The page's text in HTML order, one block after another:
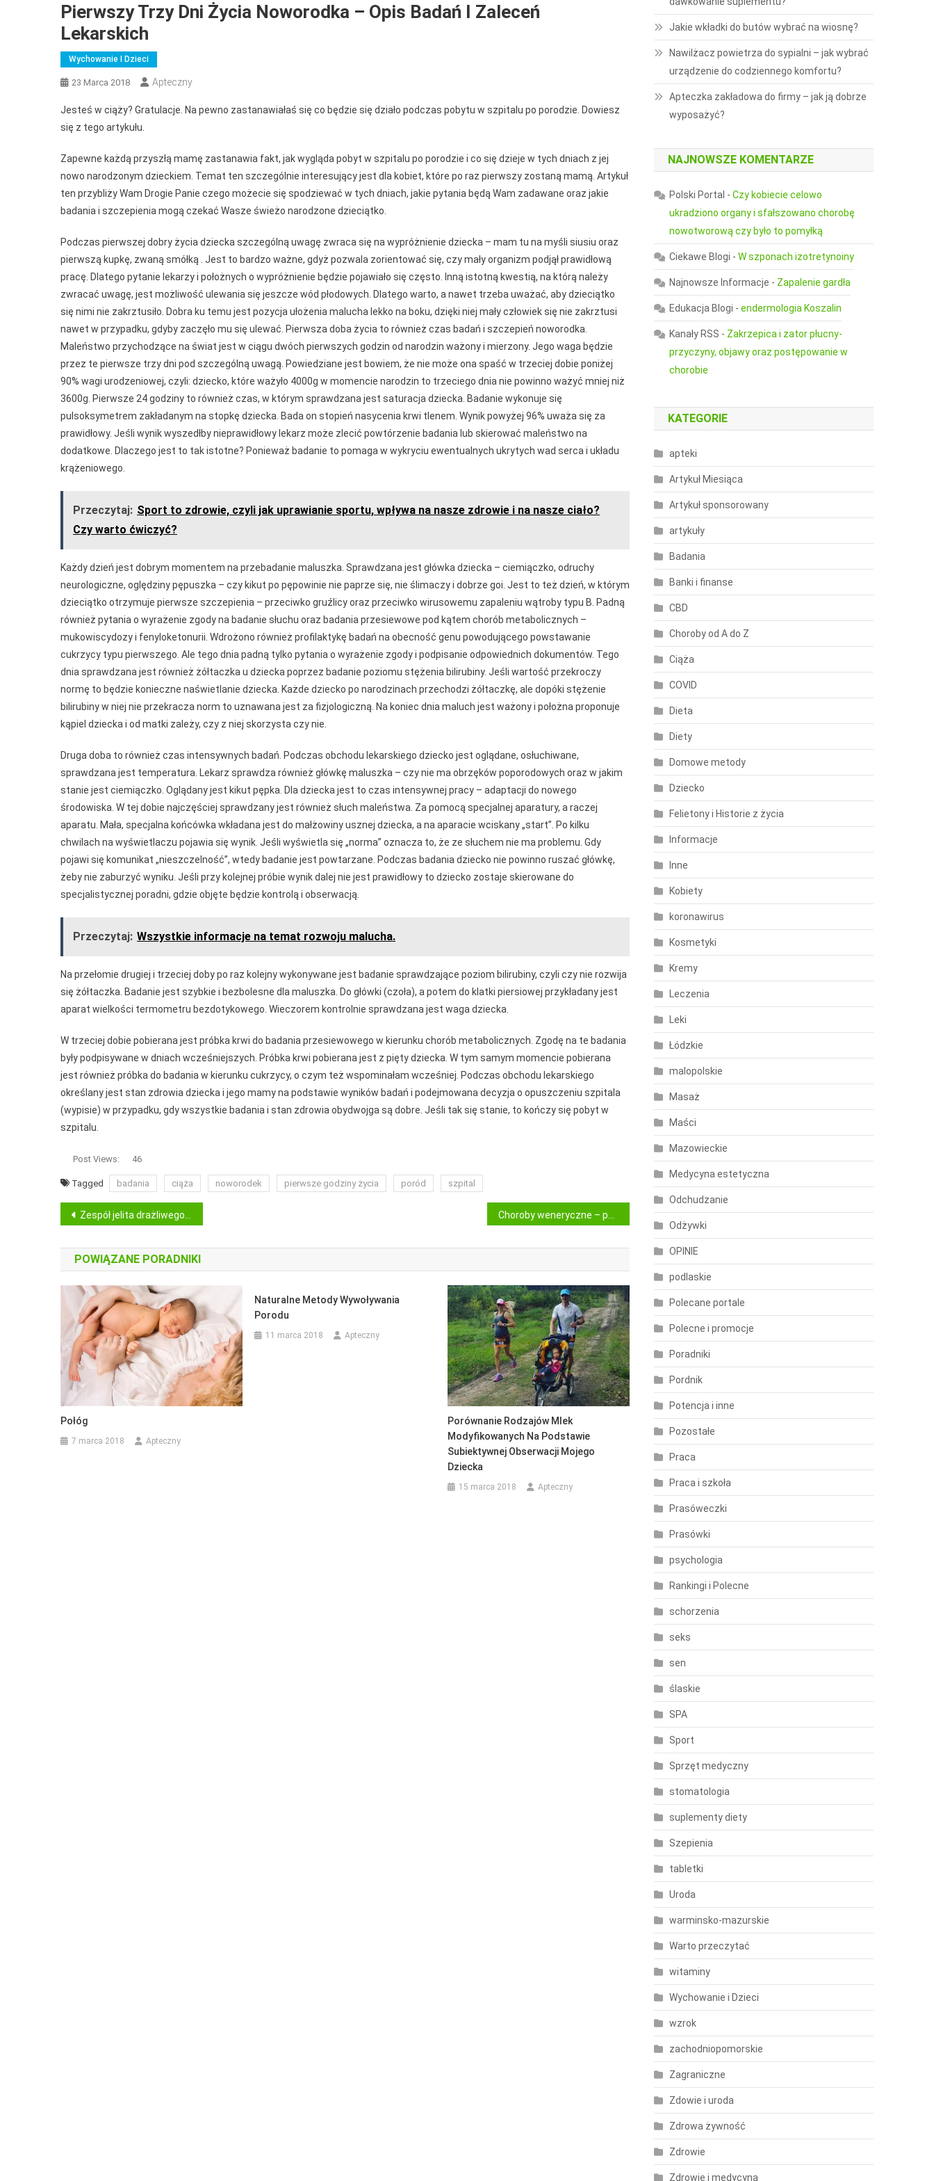
Pierwszy Trzy Dni Życia Noworodka – Opis Badań I Zaleceń
Lekarskich
Wychowanie I Dzieci
23 Marca 2018 Apteczny
Jesteś w ciąży? Gratulacje. Na pewno zastanawiałaś się co będzie się działo podczas pobytu w szpitalu po porodzie. Dowiesz
się z tego artykułu.
Zapewne każdą przyszłą mamę zastanawia fakt, jak wygląda pobyt w szpitalu po porodzie i co się dzieje w tych dniach z jej
nowo narodzonym dzieckiem. Temat ten szczególnie interesujący jest dla kobiet, które po raz pierwszy zostaną mamą. Artykuł
ten przybliży Wam Drogie Panie czego możecie się spodziewać w tych dniach, jakie pytania będą Wam zadawane oraz jakie
badania i szczepienia mogą czekać Wasze świeżo narodzone dzieciątko.
Podczas pierwszej dobry życia dziecka szczególną uwagę zwraca się na wypróżnienie dziecka – mam tu na myśli siusiu oraz
pierwszą kupkę, zwaną smółką . Jest to bardzo ważne, gdyż pozwala zorientować się, czy mały organizm podjął prawidłową
pracę. Dlatego pytanie lekarzy i położnych o wypróżnienie będzie pojawiało się często. Inną istotną kwestią, na którą należy
zwracać uwagę, jest możliwość ulewania się jeszcze wód płodowych. Dlatego warto, a nawet trzeba uważać, aby dzieciątko
się nimi nie zakrztusiło. Dobra ku temu jest pozycja ułożenia malucha lekko na boku, dzięki niej mały człowiek się nie zakrztusi
nawet w przypadku, gdyby zaczęło mu się ulewać. Pierwsza doba życia to również czas badań i szczepień noworodka.
Maleństwo przychodzące na świat jest w ciągu dwóch pierwszych godzin od narodzin ważony i mierzony. Jego waga będzie
przez te pierwsze trzy dni pod szczególną uwagą. Powiedziane jest bowiem, że nie może ona spaść w trzeciej dobie poniżej
90% wagi urodzeniowej, czyli: dziecko, które ważyło 4000g w momencie narodzin to trzeciego dnia nie powinno ważyć mniej niż
3600g. Pierwsze 24 godziny to również czas, w którym sprawdzana jest saturacja dziecka. Badanie wykonuje się
pulsoksymetrem zakładanym na stopkę dziecka. Bada on stopień nasycenia krwi tlenem. Wynik powyżej 96% uważa się za
prawidłowy. Jeśli wynik wyszedłby nieprawidłowy lekarz może zlecić powtórzenie badania lub skierować maleństwo na
dodatkowe. Dlaczego jest to tak istotne? Ponieważ badanie to pomaga w wykryciu ewentualnych ukrytych wad serca i układu
krążeniowego.
Przeczytaj: Sport to zdrowie, czyli jak uprawianie sportu, wpływa na nasze zdrowie i na nasze ciało?
Czy warto ćwiczyć?
Każdy dzień jest dobrym momentem na przebadanie maluszka. Sprawdzana jest główka dziecka – ciemiączko, odruchy
neurologiczne, oględziny pępuszka – czy kikut po pępowinie nie paprze się, nie ślimaczy i dobrze goi. Jest to też dzień, w którym
dzieciątko otrzymuje pierwsze szczepienia – przeciwko gruźlicy oraz przeciwko wirusowemu zapaleniu wątroby typu B. Padną
również pytania o wyrażenie zgody na badanie słuchu oraz badania przesiewowe pod kątem chorób metabolicznych –
mukowiscydozy i fenyloketonurii. Wdrożono również profilaktykę badań na obecność genu powodującego powstawanie
cukrzycy typu pierwszego. Ale tego dnia padną tylko pytania o wyrażenie zgody i podpisanie odpowiednich dokumentów. Tego
dnia sprawdzana jest również żółtaczka u dziecka poprzez badanie poziomu stężenia bilirubiny. Jeśli wartość przekroczy
normę to będzie konieczne naświetlanie dziecka. Każde dziecko po narodzinach przechodzi żółtaczkę, ale dopóki stężenie
bilirubiny w niej nie przekracza norm to uznawana jest za fizjologiczną. Na koniec dnia maluch jest ważony i położna proponuje
kąpiel dziecka i od matki zależy, czy z niej skorzysta czy nie.
Druga doba to również czas intensywnych badań. Podczas obchodu lekarskiego dziecko jest oglądane, osłuchiwane,
sprawdzana jest temperatura. Lekarz sprawdza również główkę maluszka – czy nie ma obrzęków poporodowych oraz w jakim
stanie jest ciemiączko. Oglądany jest kikut pępka. Dla dziecka jest to czas intensywnej pracy – adaptacji do nowego
środowiska. W tej dobie najczęściej sprawdzany jest również słuch maleństwa. Za pomocą specjalnej aparatury, a raczej
aparatu. Mała, specjalna końcówka wkładana jest do małżowiny usznej dziecka, a na aparacie wciskany „start”. Po kilku
chwilach na wyświetlaczu pojawia się wynik. Jeśli wyświetla się „norma” oznacza to, że ze słuchem nie ma problemu. Gdy
pojawi się komunikat „nieszczelność”, wtedy badanie jest powtarzane. Podczas badania dziecko nie powinno ruszać główkę,
żeby nie zaburzyć wyniku. Jeśli przy kolejnej próbie wynik dalej nie jest prawidłowy to dziecko zostaje skierowane do
specjalistycznej poradni, gdzie objęte będzie kontrolą i obserwacją.
Przeczytaj: Wszystkie informacje na temat rozwoju malucha.
Na przełomie drugiej i trzeciej doby po raz kolejny wykonywane jest badanie sprawdzające poziom bilirubiny, czyli czy nie rozwija
się żółtaczka. Badanie jest szybkie i bezbolesne dla maluszka. Do główki (czoła), a potem do klatki piersiowej przykładany jest
aparat wielkości termometru bezdotykowego. Wieczorem kontrolnie sprawdzana jest waga dziecka.
W trzeciej dobie pobierana jest próbka krwi do badania przesiewowego w kierunku chorób metabolicznych. Zgodę na te badania
były podpisywane w dniach wcześniejszych. Próbka krwi pobierana jest z pięty dziecka. W tym samym momencie pobierana
jest również próbka do badania w kierunku cukrzycy, o czym też wspominałam wcześniej. Podczas obchodu lekarskiego
określany jest stan zdrowia dziecka i jego mamy na podstawie wyników badań i podejmowana decyzja o opuszczeniu szpitala
(wypisie) w przypadku, gdy wszystkie badania i stan zdrowia obydwojga są dobre. Jeśli tak się stanie, to kończy się pobyt w
szpitalu.
Post Views: 46
Tagged badania ciąża noworodek pierwsze godziny życia poród szpital
Nawigacja
wpisu
Zespół jelita drażliwego, częstszy niż się wydaje
POWIĄZANE PORADNIKI
Połóg
7 marca 2018 Apteczny
Naturalne Metody Wywoływania
Porodu
11 marca 2018 Apteczny
Porównanie Rodzajów Mlek
Modyfikowanych Na Podstawie
Subiektywnej Obserwacji Mojego
Dziecka
15 marca 2018 Apteczny
Jakie wkładki do butów wybrać na wiosnę?
Nawilżacz powietrza do sypialni – jak wybrać
urządzenie do codziennego komfortu?
Apteczka zakładowa do firmy – jak ją dobrze
wyposażyć?
NAJNOWSZE KOMENTARZE
Polski Portal -Czy kobiecie celowo
ukradziono organy i sfałszowano chorobę
nowotworową czy było to pomyłką
Ciekawe Blogi -W szponach izotretynoiny
Najnowsze Informacje - Zapalenie gardła
Edukacja Blogi -endermologia Koszalin
Kanały RSS - Zakrzepica i zator płucny-
przyczyny, objawy oraz postępowanie w
chorobie
KATEGORIE
apteki
Artykuł Miesiąca
Artykuł sponsorowany
artykuły
Badania
Banki i finanse
CBD
Choroby od A do Z
Ciąża
COVID
Dieta
Diety
Domowe metody
Dziecko
Felietony i Historie z życia
Informacje
Inne
Kobiety
koronawirus
Kosmetyki
Kremy
Leczenia
Leki
Łódzkie
malopolskie
Masaż
Maści
Mazowieckie
Medycyna estetyczna
Odchudzanie
Odżywki
OPINIE
podlaskie
Polecane portale
Polecne i promocje
Poradniki
Pordnik
Potencja i inne
Pozostałe
Praca
Praca i szkoła
Prasóweczki
Prasówki
psychologia
Rankingi i Polecne
schorzenia
seks
sen
ślaskie
SPA
Sport
Sprzęt medyczny
stomatologia
suplementy diety
Szepienia
tabletki
Uroda
warminsko-mazurskie
Warto przeczytać
witaminy
Wychowanie i Dzieci
wzrok
zachodniopomorskie
Zagraniczne
Zdowie i uroda
Zdrowa żywność
Zdrowie
Zdrowie i medycyna